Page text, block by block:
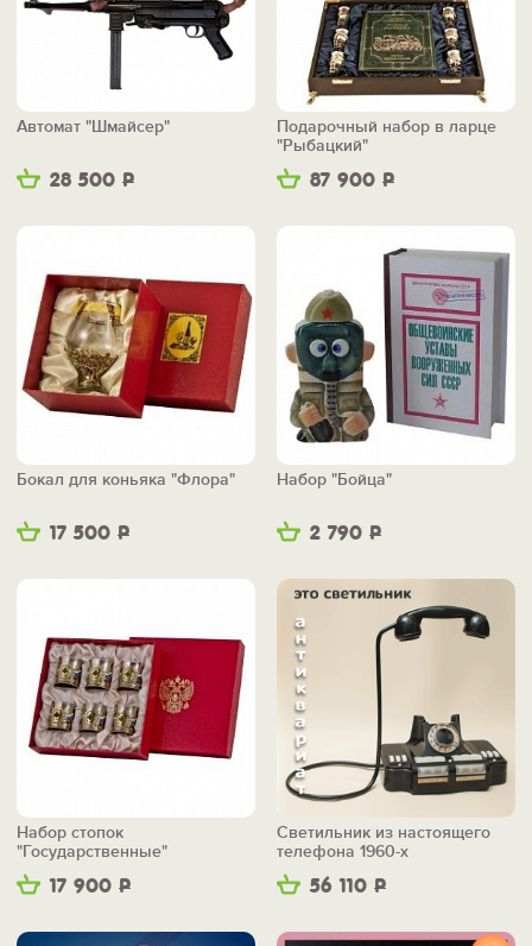
28 500 Р
Автомат "Шмайсер"
87 900 Р
Подарочный набор в ларце
"Рыбацкий"
17 500 Р
Бокал для коньяка "Флора"
2 790 Р
Набор "Бойца"
17 900 Р
Набор стопок
"Государственные"
56 110 Р
Светильник из настоящего
телефона 1960-х